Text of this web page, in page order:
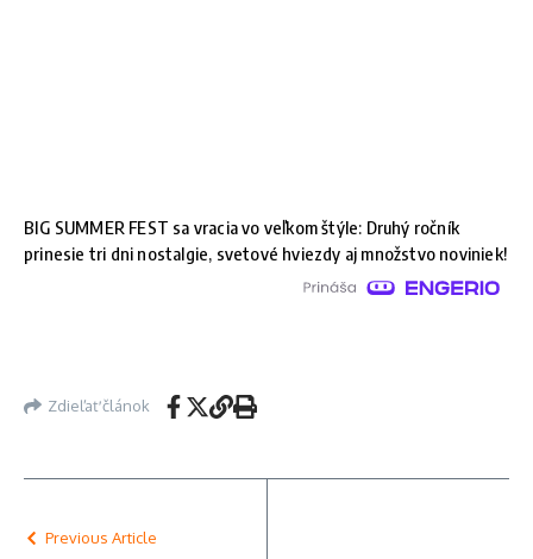
BIG SUMMER FEST sa vracia vo veľkom štýle: Druhý ročník
prinesie tri dni nostalgie, svetové hviezdy aj množstvo noviniek!
Zdieľať článok
Previous Article